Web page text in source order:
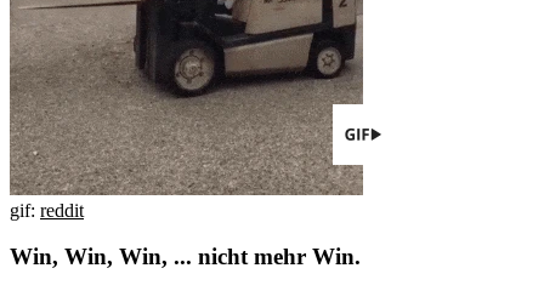
gif: reddit
Win, Win, Win, ... nicht mehr Win.